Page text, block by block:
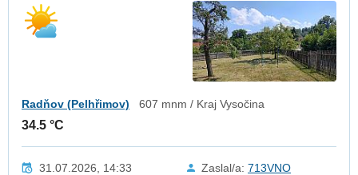
Radňov (Pelhřimov) 607 mnm / Kraj Vysočina
34.5 °C
31.07.2026, 14:33 Zaslal/a: 713VNO